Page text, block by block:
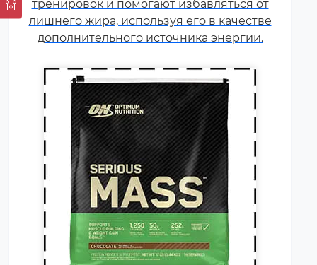
тренировок и помогают избавляться от
лишнего жира, используя его в качестве
дополнительного источника энергии.
сывороточного белка, но
встречаются и
мультикомпонентные по